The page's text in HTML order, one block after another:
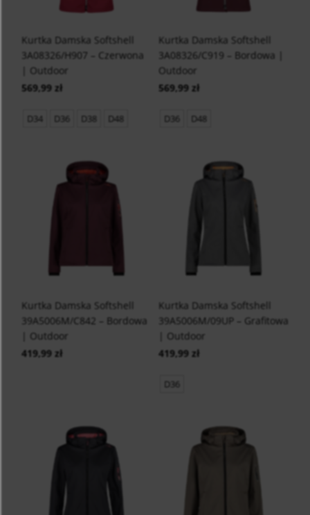
Kurtka Damska Softshell
3A08326/H907 – Czerwona
| Outdoor
569,99 zł
D34 D36 D38 D48
Kurtka Damska Softshell
3A08326/C919 – Bordowa |
Outdoor
569,99 zł
D36 D48
Kurtka Damska Softshell
39A5006M/C842 – Bordowa
| Outdoor
419,99 zł
Kurtka Damska Softshell
39A5006M/09UP – Grafitowa
| Outdoor
419,99 zł
D36